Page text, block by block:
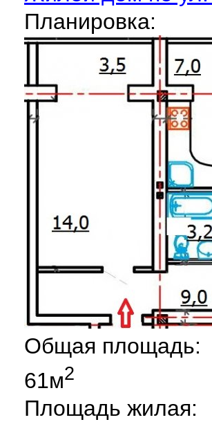
Планировка:
Общая площадь:
61м2
Площадь жилая: